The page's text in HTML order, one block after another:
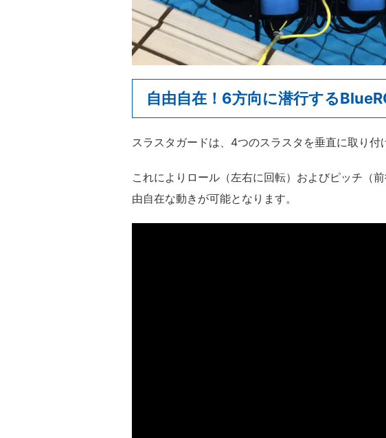
自由自在！6方向に潜行する
スラスタガードは、4つのスラスタを垂直に取り付
これによりロール（左右に回転）およびピッチ（
由自在な動き が可能となります。